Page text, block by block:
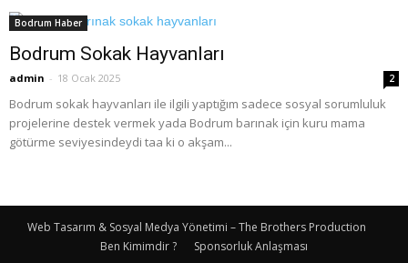
Bodrum Haber
Bodrum Sokak Hayvanları
admin - 18 Ocak 2025 2
Bodrum sokak hayvanları ile ilgili yaptığım sadece sosyal sorumluluk
projelerine destek vermek yada Bodrum barınak için kuru mama
götürme seviyesindeydi taa ki o akşam...
Web Tasarım & Sosyal Medya Yönetimi – The Brothers Production
Ben Kimimdir ?
Sponsorluk Anlaşması